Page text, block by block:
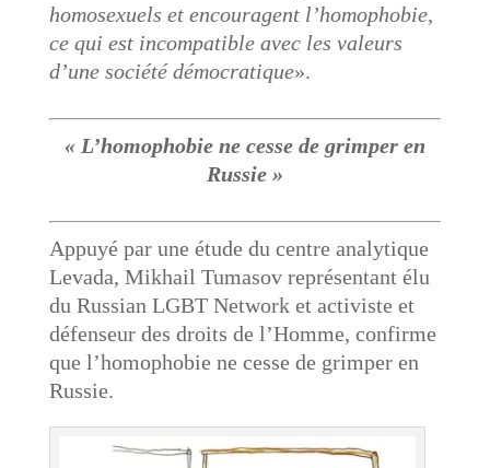
homosexuels et encouragent l’homophobie,
ce qui est incompatible avec les valeurs
d’une société démocratique».
« L’homophobie ne cesse de grimper en
Russie »
Appuyé par une étude du centre analytique
Levada, Mikhail Tumasov représentant élu
du Russian LGBT Network et activiste et
défenseur des droits de l’Homme, confirme
que l’homophobie ne cesse de grimper en
Russie.